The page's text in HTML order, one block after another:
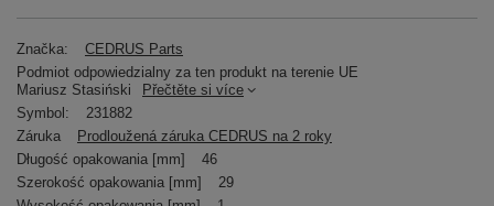
Značka:
CEDRUS Parts
Podmiot odpowiedzialny za ten produkt na terenie UE
Mariusz Stasiński
Přečtěte si více
Symbol:
231882
Záruka
Prodloužená záruka CEDRUS na 2 roky
Długość opakowania [mm]
46
Szerokość opakowania [mm]
29